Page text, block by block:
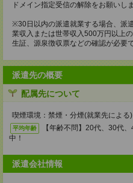
ドメイン指定受信の解除をお願いしま
※30日以内の派遣就業する場合、派
業収入または世帯収入500万円以上
生証、源泉徴収票などの確認が必要
派遣先の概要
配属先について
喫煙環境：禁煙・分煙(就業先による)
平均年齢
【年齢不問】20代、30代
中！
派遣会社情報